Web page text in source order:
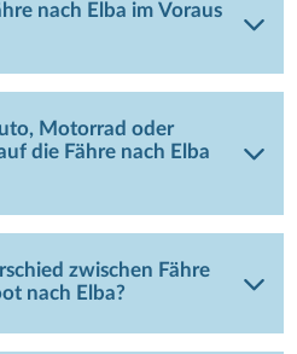
nach Elba im Voraus
Motorrad oder
die Fähre nach Elba
zwischen Fähre
nach Elba?